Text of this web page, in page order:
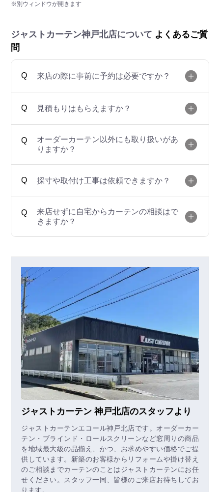
※別ウィンドウが開きます
ジャストカーテン神戸北店について よくあるご質
問
来店の際に事前に予約は必要ですか？
見積もりはもらえますか？
オーダーカーテン以外にも取り扱いがあ
りますか？
採寸や取付け工事は依頼できますか？
来店せずに自宅からカーテンの相談はで
きますか？
ジャストカーテン 神戸北店のスタッフより
ジャストカーテンエコール神戸北店です。オーダーカー
テン・ブラインド・ロールスクリーンなど窓周りの商品
を地域最大級の品揃え、かつ、お求めやすい価格でご提
供しています。新築のお客様からリフォームや掛け替え
のご相談までカーテンのことはジャストカーテンにお任
せください。スタッフ一同、皆様のご来店お待ちしてお
ります。